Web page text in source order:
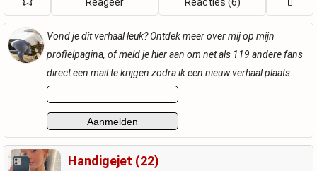
Vond je dit verhaal leuk? Ontdek meer over mij op mijn
profielpagina, of meld je hier aan om net als 119 andere fans
direct een mail te krijgen zodra ik een nieuw verhaal plaats.
Handigejet (22)